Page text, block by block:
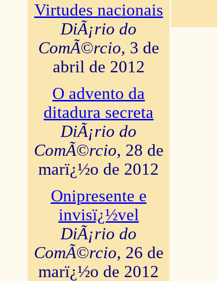
Virtudes nacionais
DiÃ¡rio do
ComÃ©rcio, 3 de
abril de 2012
O advento da
ditadura secreta
DiÃ¡rio do
ComÃ©rcio, 28 de
marï¿½o de 2012
Onipresente e
invisï¿½vel
DiÃ¡rio do
ComÃ©rcio, 26 de
marï¿½o de 2012